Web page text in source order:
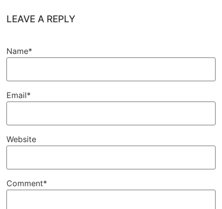
LEAVE A REPLY
Name*
Email*
Website
Comment*